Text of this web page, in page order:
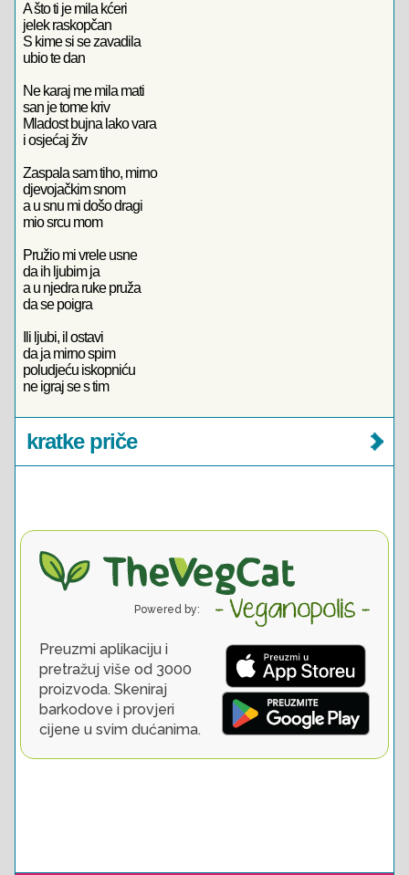
A što ti je mila kćeri
jelek raskopčan
S kime si se zavadila
ubio te dan
Ne karaj me mila mati
san je tome kriv
Mladost bujna lako vara
i osjećaj živ
Zaspala sam tiho, mirno
djevojačkim snom
a u snu mi došo dragi
mio srcu mom
Pružio mi vrele usne
da ih ljubim ja
a u njedra ruke pruža
da se poigra
Ili ljubi, il ostavi
da ja mirno spim
poludjeću iskopniću
ne igraj se s tim
kratke priče